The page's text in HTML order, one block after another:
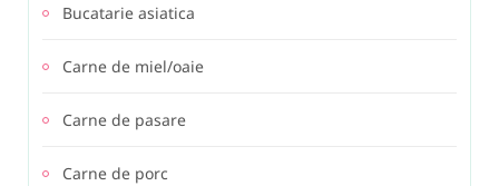
Bucatarie asiatica
Carne de miel/oaie
Carne de pasare
Carne de porc